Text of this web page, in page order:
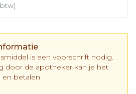
is een voorschrift nodig.
door de apotheker kan je het
betalen.